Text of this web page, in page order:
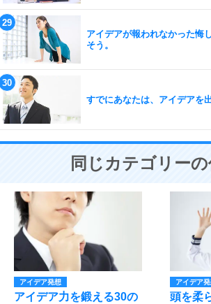
アイデアが報われなかった悔
そう。
すでにあなたは、アイデアを
同じカテゴリー
アイデア発想
アイデア力を鍛える30の
アイデア
頭を柔